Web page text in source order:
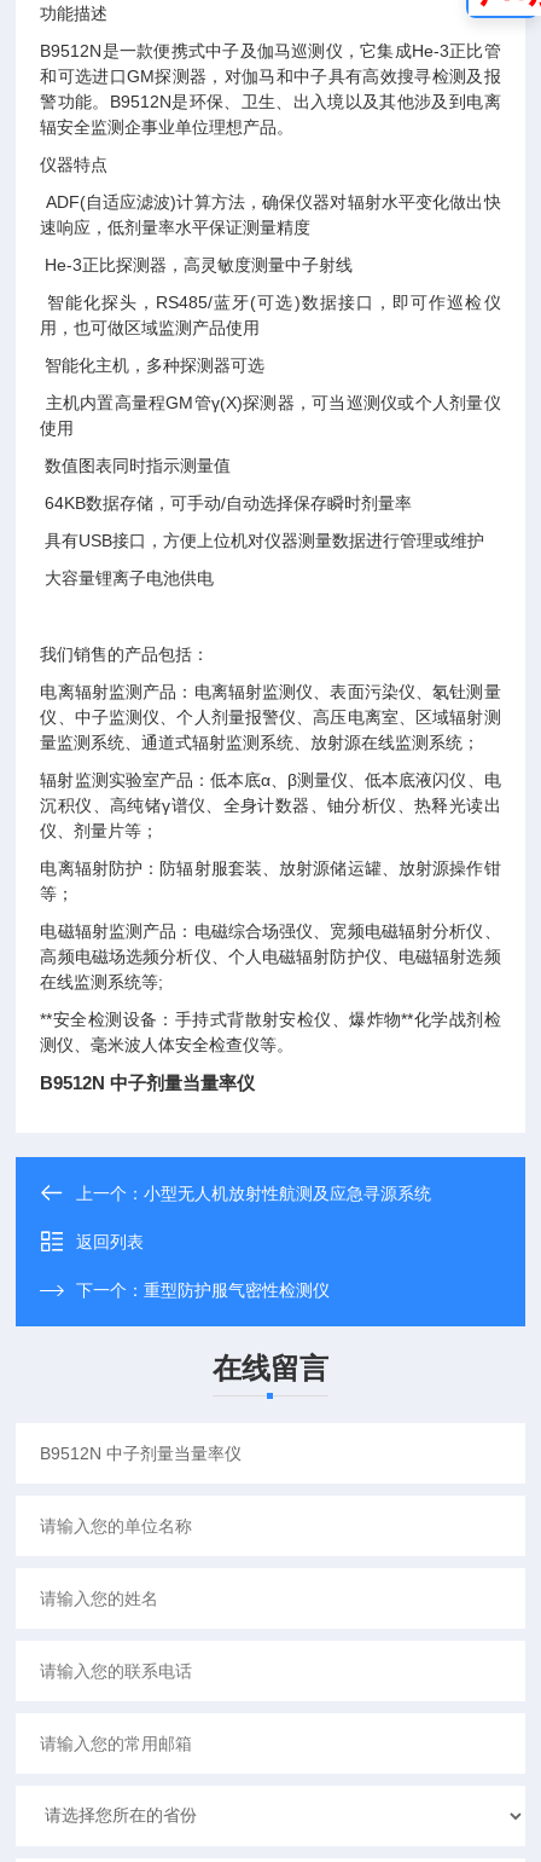
功能描述
B9512N是一款便携式中子及伽马巡测仪，它集成He-3正比管
和可选进口GM探测器，对伽马和中子具有高效搜寻检测及报
警功能。B9512N是环保、卫生、出入境以及其他涉及到电离
辐安全监测企事业单位理想产品。
仪器特点
ADF(自适应滤波)计算方法，确保仪器对辐射水平变化做出快
速响应，低剂量率水平保证测量精度
He-3正比探测器，高灵敏度测量中子射线
智能化探头，RS485/蓝牙(可选)数据接口，即可作巡检仪
用，也可做区域监测产品使用
智能化主机，多种探测器可选
主机内置高量程GM管γ(X)探测器，可当巡测仪或个人剂量仪
使用
数值图表同时指示测量值
64KB数据存储，可手动/自动选择保存瞬时剂量率
具有USB接口，方便上位机对仪器测量数据进行管理或维护
大容量锂离子电池供电
我们销售的产品包括：
电离辐射监测产品：电离辐射监测仪、表面污染仪、氡钍测量
仪、中子监测仪、个人剂量报警仪、高压电离室、区域辐射测
量监测系统、通道式辐射监测系统、放射源在线监测系统；
辐射监测实验室产品：低本底α、β测量仪、低本底液闪仪、电
沉积仪、高纯锗γ谱仪、全身计数器、铀分析仪、热释光读出
仪、剂量片等；
电离辐射防护：防辐射服套装、放射源储运罐、放射源操作钳
等；
电磁辐射监测产品：电磁综合场强仪、宽频电磁辐射分析仪、
高频电磁场选频分析仪、个人电磁辐射防护仪、电磁辐射选频
在线监测系统等;
**安全检测设备：手持式背散射安检仪、爆炸物**化学战剂检
测仪、毫米波人体安全检查仪等。
B9512N 中子剂量当量率仪
上一个：小型无人机放射性航测及应急寻源系统
返回列表
下一个：重型防护服气密性检测仪
在线留言